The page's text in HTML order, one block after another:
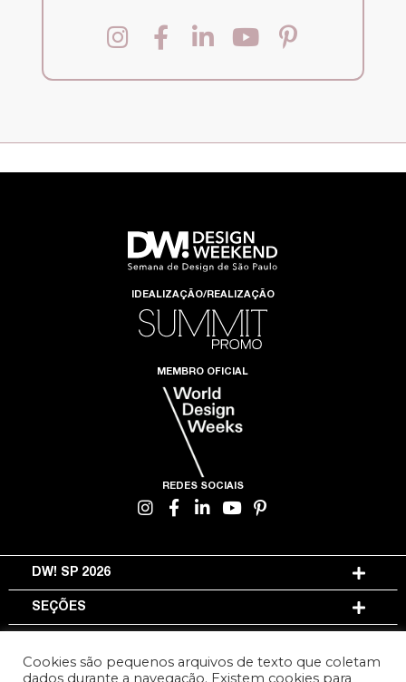
IDEALIZAÇÃO/REALIZAÇÃO
MEMBRO OFICIAL
REDES SOCIAIS
DW! SP 2026
SEÇÕES
Cookies são pequenos arquivos de texto que coletam
dados durante a navegação. Existem cookies para